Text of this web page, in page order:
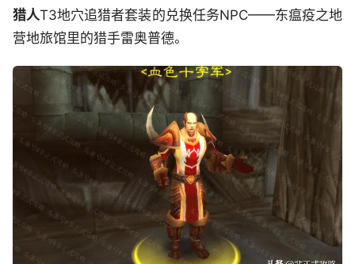
猎人T3地穴追猎者套装的兑换任务NPC——东瘟疫之地
营地旅馆里的猎手雷奥普德。